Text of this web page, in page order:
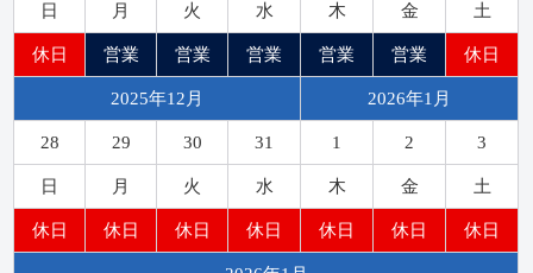
日 月 火 水 木 金 土
休日 営業 営業 営業 営業 営業 休日
2025年12月 2026年1月
28 29 30 31 1 2 3
日 月 火 水 木 金 土
休日 休日 休日 休日 休日 休日 休日